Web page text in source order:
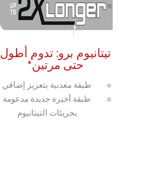
تيتانيوم برو: تدوم أطول
حتى مرتين*
طبقة معدنية بتعزيز إضافي
طبقة أخيرة جديدة مدعومة
بجزيئات التيتانيوم